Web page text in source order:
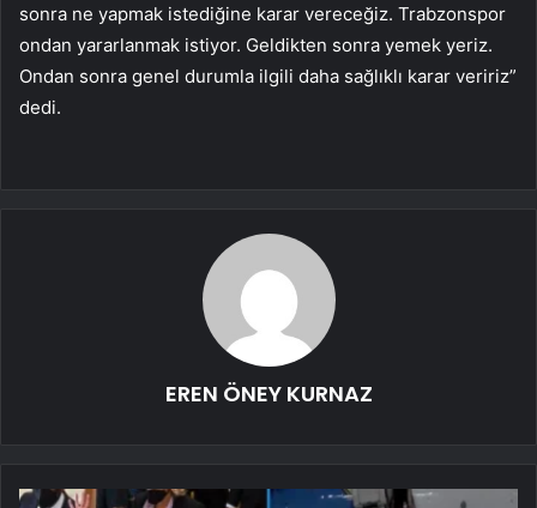
sonra ne yapmak istediğine karar vereceğiz. Trabzonspor
ondan yararlanmak istiyor. Geldikten sonra yemek yeriz.
Ondan sonra genel durumla ilgili daha sağlıklı karar veririz”
dedi.
EREN ÖNEY KURNAZ